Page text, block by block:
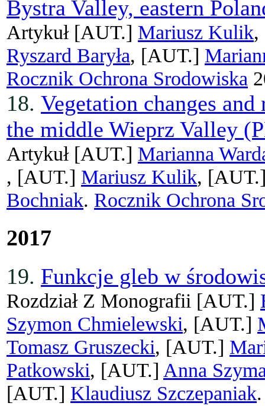
Bystra Valley, eastern
Artykuł[AUT.] Mariusz Kulik,
Ryszard Baryła, [AUT.]
Rocznik Ochrona Srodowiska
18. Vegetation changes
the middle Wieprz Valley
Artykuł[AUT.] Marianna
, [AUT.] Mariusz Kulik,
Bochniak. Rocznik Ochrona
2017
19. Funkcje gleb w
Rozdział Z Monografii [AUT.]
Szymon Chmielewski, [AUT.]
Tomasz Gruszecki, [AUT.]
Patkowski, [AUT.] Anna
[AUT.] Klaudiusz Szczepaniak